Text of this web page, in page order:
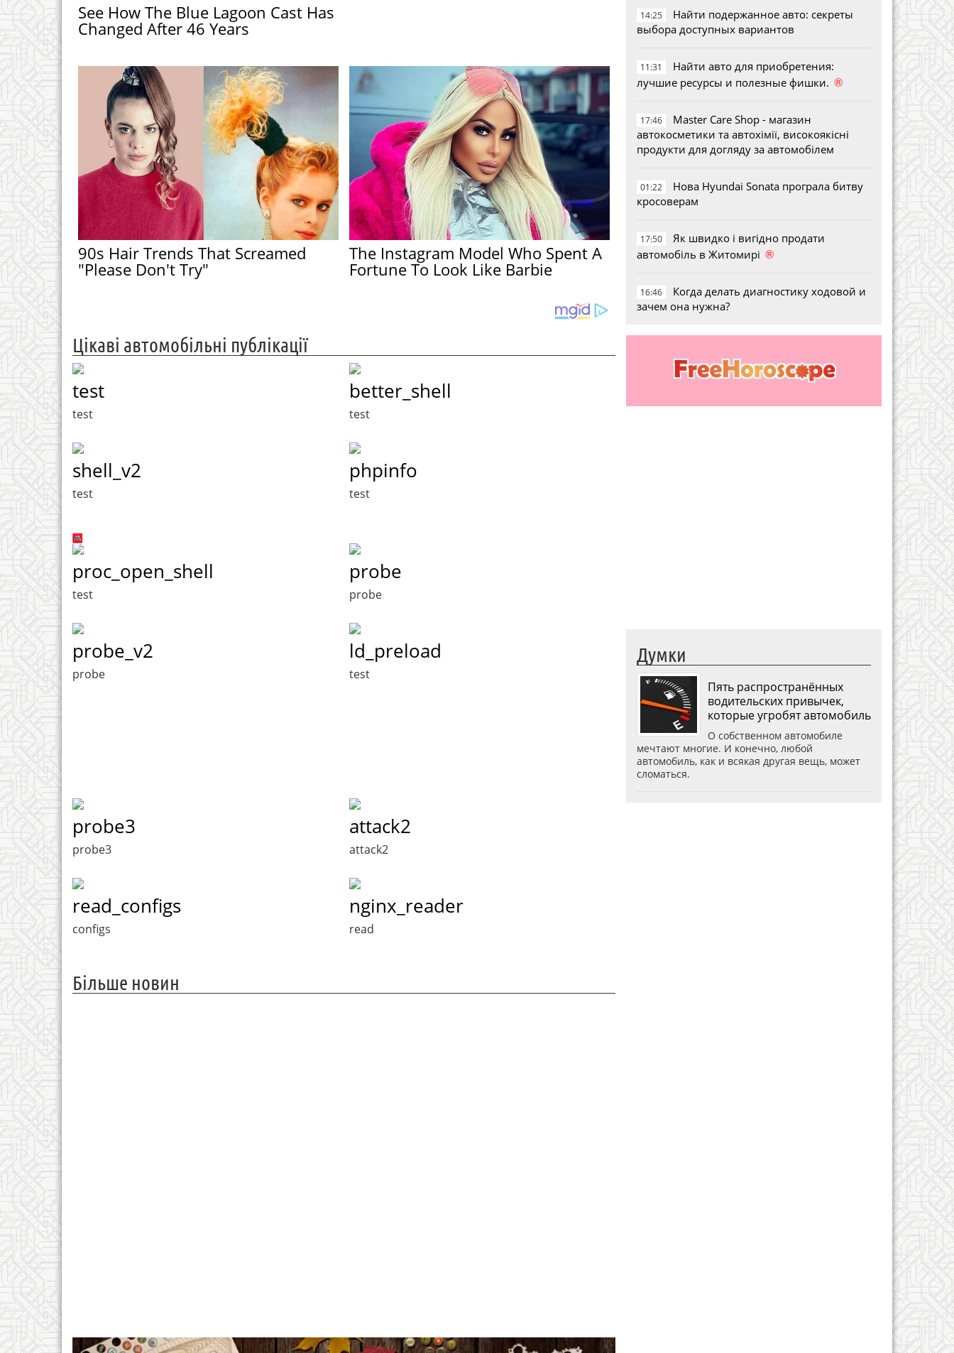
See How The Blue Lagoon Cast Has
Changed After 46 Years
90s Hair Trends That Screamed
"Please Don't Try"
The Instagram Model Who Spent A
Fortune To Look Like Barbie
Цікаві автомобільні публікації
test
test
better_shell
test
shell_v2
test
phpinfo
test
proc_open_shell
test
probe
probe
probe_v2
probe
ld_preload
test
probe3
probe3
attack2
attack2
read_configs
configs
nginx_reader
read
Більше новин
14:25
Найти подержанное авто: секреты
выбора доступных вариантов
11:31
Найти авто для приобретения:
лучшие ресурсы и полезные фишки. ®
17:46
Master Care Shop - магазин
автокосметики та автохімії, високоякісні
продукти для догляду за автомобілем
01:22
Нова Hyundai Sonata програла битву
кросоверам
17:50
Як швидко і вигідно продати
автомобіль в Житомирі ®
16:46
Когда делать диагностику ходовой и
зачем она нужна?
Думки
Пять распространённых
водительских привычек,
которые угробят автомобиль
О собственном автомобиле
мечтают многие. И конечно, любой
автомобиль, как и всякая другая вещь, может
сломаться.